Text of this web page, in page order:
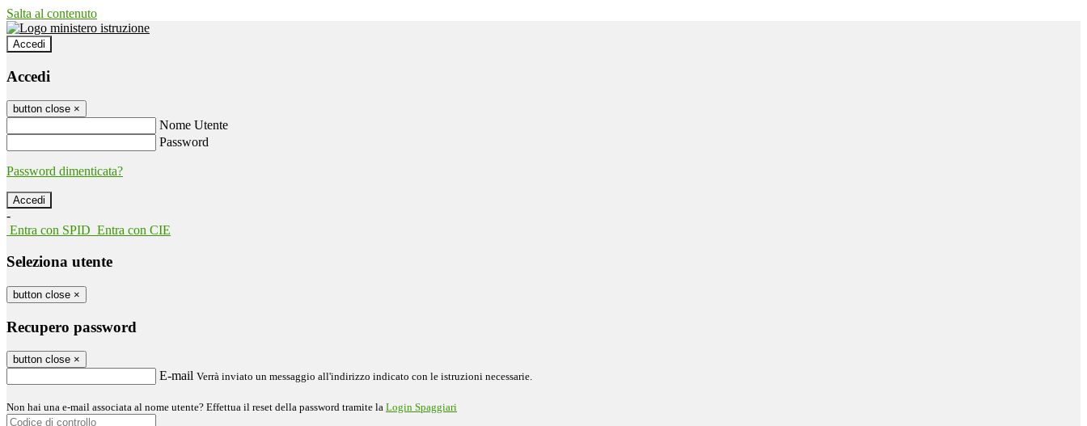
Salta al contenuto
Accedi
Accedi
button close ×
Nome Utente
Password
Password dimenticata?
-
Entra con SPID Entra con CIE
Seleziona utente
button close ×
Recupero password
button close ×
E-mail Verrà inviato un messaggio all'indirizzo indicato con le istruzioni necessarie.
Non hai una e-mail associata al nome utente? Effettua il reset della password tramite la Login Spaggiari